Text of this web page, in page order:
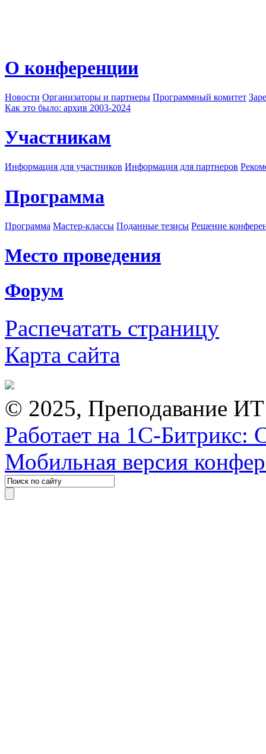
О конференции
Новости Организаторы и партнеры Программный комитет
Как это было: архив 2003-2024
Участникам
Информация для участников Информация для партнеров
Программа
Программа Мастер-классы Поданные тезисы Решение
Место проведения
Форум
Распечатать страницу
Карта сайта
© 2025, Преподавание
Работает на 1С-Битрикс:
Мобильная версия